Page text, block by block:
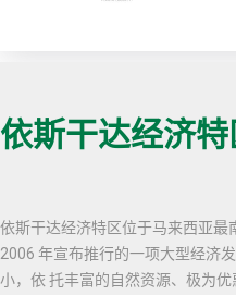
依斯干达经济特
依斯干达经济特区位于马来西亚
2006 年宣布推行的一项大型经济
小，依 托丰富的自然资源、极为